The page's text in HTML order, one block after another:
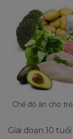
Chế độ ăn cho
Giai đoạn 10